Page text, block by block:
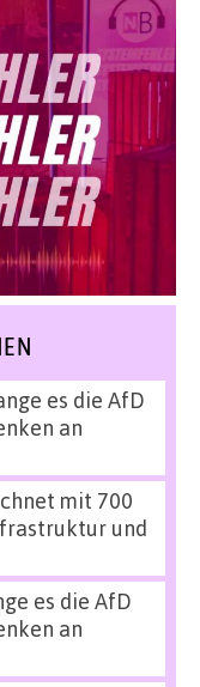
es die AfD
an
mit 700
und
es die AfD
an